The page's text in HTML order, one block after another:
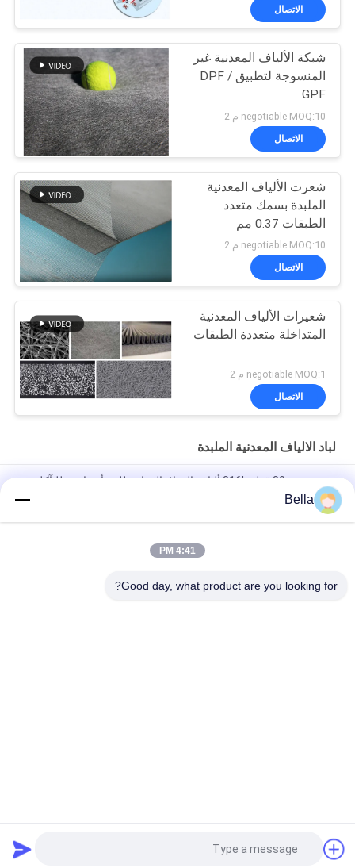
الاتصال
شبكة الألياف المعدنية غير
المنسوجة لتطبيق DPF /
GPF
negotiable MOQ:10 م 2
الاتصال
شعرت الألياف المعدنية
الملبدة بسمك متعدد
الطبقات 0.37 مم
negotiable MOQ:10 م 2
الاتصال
شعيرات الألياف المعدنية
المتداخلة متعددة الطبقات
negotiable MOQ:1 م 2
الاتصال
لباد الالياف المعدنية الملبدة
شعرت 80um قطر 316L ألياف الفولاذ المقاوم للصدأ مقاومة للتآكل
للصدأ بسمك 1 مم
0.57mm سمك 60um القطر الفولاذ المقاوم للصدأ غرامة شبكة أسلاك
Bella
4:41 PM
Good day, what product are you looking for?